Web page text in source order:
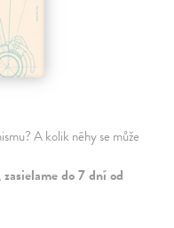
A kolik něhy se může
do 7 dní od